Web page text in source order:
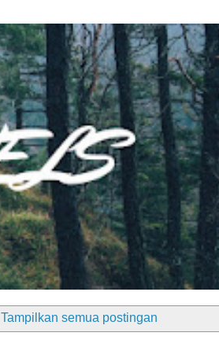
Tampilkan semua postingan